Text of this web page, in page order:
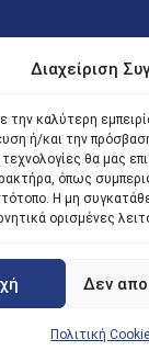
Διαχείριση
την καλύτερη
ή/και την
θα μας
όπως
Η μη
ορισμένες
Δεν
Πολιτική
των Δικηγόρων στο
ώρα χωρίς κανέναν
κατά τις ώρες
συνωστισμού